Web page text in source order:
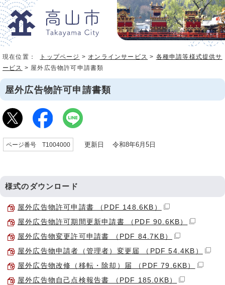
現在位置： トップページ > オンラインサービス > 各種申請等様式提供サ
ービス > 屋外広告物許可申請書類
屋外広告物許可申請書類
ページ番号 T1004000 更新日 令和8年6月5日
様式のダウンロード
屋外広告物許可申請書 （PDF 148.6KB）
屋外広告物許可期間更新申請書 （PDF 90.6KB）
屋外広告物変更許可申請書 （PDF 84.7KB）
屋外広告物申請者（管理者）変更届 （PDF 54.4KB）
屋外広告物改修（移転・除却）届 （PDF 79.6KB）
屋外広告物自己点検報告書 （PDF 185.0KB）